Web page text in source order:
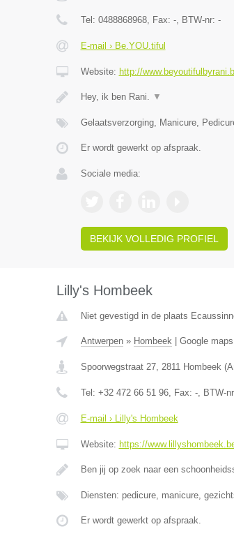
Tel: 0488868968, Fax: -, BTW-nr: -
E-mail › Be.YOU.tiful
Website: http://
Hey, ik ben Rani. ▼
Gelaatsverzorging, Manicure,
Er wordt gewerkt op afspraak.
Sociale media:
BEKIJK VOLLEDIG PROFIEL
Lilly's Hombeek
Niet gevestigd in de plaats
Antwerpen» Hombeek| Google maps
Spoorwegstraat 27, 2811 Hombeek(
Tel: +32 472 66 51 96, Fax: -, BTW-
E-mail › Lilly's Hombeek
Website: https://
Ben jij op zoek naar een
Diensten: pedicure, manicure,
Er wordt gewerkt op afspraak.